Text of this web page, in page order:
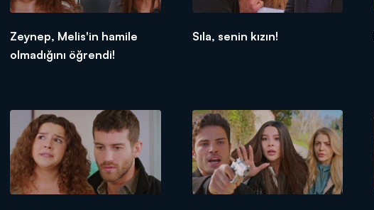
Zeynep, Melis'in hamile
olmadığını öğrendi!
Sıla, senin kızın!